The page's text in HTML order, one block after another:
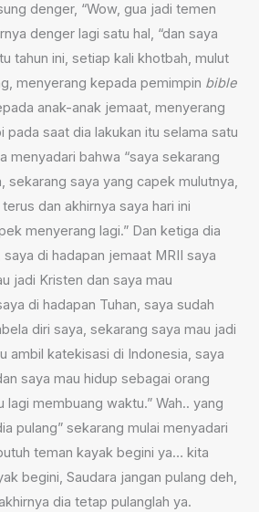
denger, “Wow, gua jadi temen
denger lagi satu hal, “dan saya
tahun ini, setiap kali khotbah, mulut
menyerang kepada pemimpin bible
anak-anak jemaat, menyerang
pada saat dia lakukan itu selama satu
menyadari bahwa “saya sekarang
sekarang saya yang capek mulutnya,
dan akhirnya saya hari ini
menyerang lagi.” Dan ketiga dia
saya di hadapan jemaat MRII saya
jadi Kristen dan saya mau
di hadapan Tuhan, saya sudah
diri saya, sekarang saya mau jadi
ambil katekisasi di Indonesia, saya
saya mau hidup sebagai orang
lagi membuang waktu.” Wah.. yang
pulang” sekarang mulai menyadari
teman kayak begini ya… kita
begini, Saudara jangan pulang deh,
dia tetap pulanglah ya.